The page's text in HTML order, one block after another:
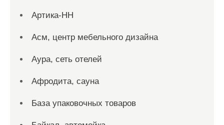
Артика-НН
Асм, центр мебельного дизайна
Аура, сеть отелей
Афродита, сауна
База упаковочных товаров